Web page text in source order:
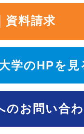
資料請求
学のHPを見
のお問い合